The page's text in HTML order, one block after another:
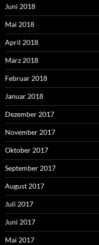
Juni 2018
Mai 2018
April 2018
März 2018
Februar 2018
Januar 2018
Dezember 2017
November 2017
Oktober 2017
September 2017
August 2017
Juli 2017
Juni 2017
Mai 2017